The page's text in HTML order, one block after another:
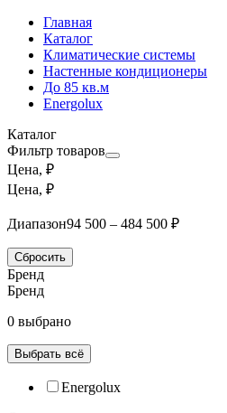
Главная
Каталог
Климатические системы
Настенные кондиционеры
До 85 кв.м
Energolux
Каталог
Фильтр товаров
Цена, ₽
Цена, ₽
Диапазон94 500 – 484 500 ₽
Сбросить
Бренд
Бренд
0 выбрано
Выбрать всё
Energolux